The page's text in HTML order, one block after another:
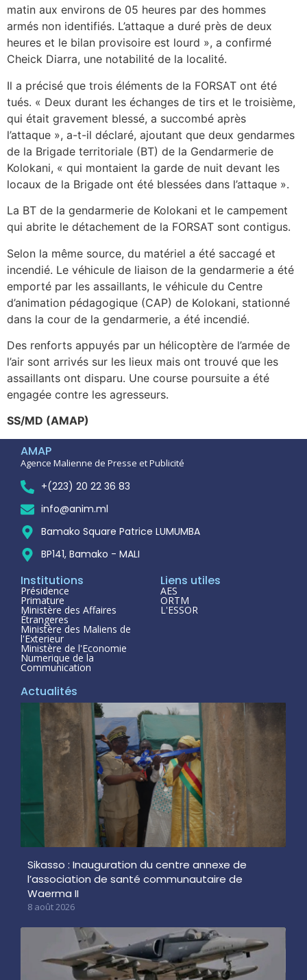
matin aux environs de 05 heures par des hommes
armés non identifiés. L’attaque a duré près de deux
heures et le bilan provisoire est lourd », a confirmé
Cheick Diarra, une notabilité de la localité.
Il a précisé que trois éléments de la FORSAT ont été
tués. « Deux durant les échanges de tirs et le troisième,
qui était gravement blessé, a succombé après
l’attaque », a-t-il déclaré, ajoutant que deux gendarmes
de la Brigade territoriale (BT) de la Gendarmerie de
Kolokani, « qui montaient la garde de nuit devant les
locaux de la Brigade ont été blessées dans l’attaque ».
La BT de la gendarmerie de Kolokani et le campement
qui abrite le détachement de la FORSAT sont contigus.
Selon la même source, du matériel a été saccagé et
incendié. Le véhicule de liaison de la gendarmerie a été
emporté par les assaillants, le véhicule du Centre
d’animation pédagogique (CAP) de Kolokani, stationné
dans la cour de la gendarmerie, a été incendié.
Des renforts appuyés par un hélicoptère de l’armée de
l’air sont arrivés sur les lieux mais ont trouvé que les
assaillants ont disparu. Une course poursuite a été
engagée contre les agresseurs.
SS/MD (AMAP)
AMAP
Agence Malienne de Presse et Publicité
+(223) 20 22 36 83
info@anim.ml
Bamako Square Patrice LUMUMBA
BP141, Bamako - MALI
Institutions
Présidence
Primature
Ministère des Affaires
Étrangeres
Ministère des Maliens de
l'Exterieur
Ministère de l'Economie
Numerique de la
Communication
Liens utiles
AES
ORTM
L'ESSOR
Actualités
Sikasso : Inauguration du centre annexe de
l’association de santé communautaire de
Waerma II
8 août 2026